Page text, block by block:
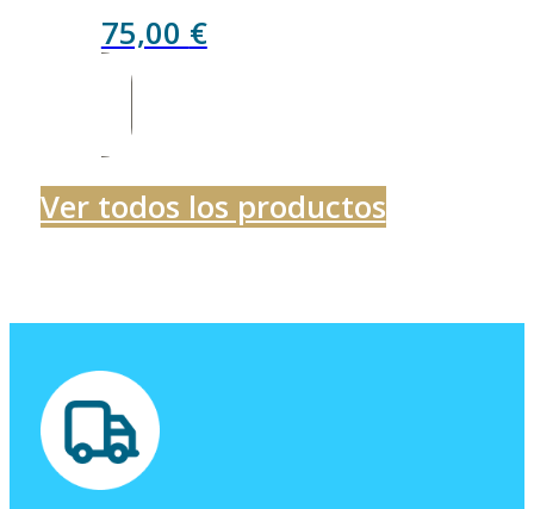
75,00 €
Ver todos los productos